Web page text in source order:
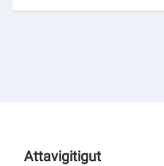
Attavigitigut